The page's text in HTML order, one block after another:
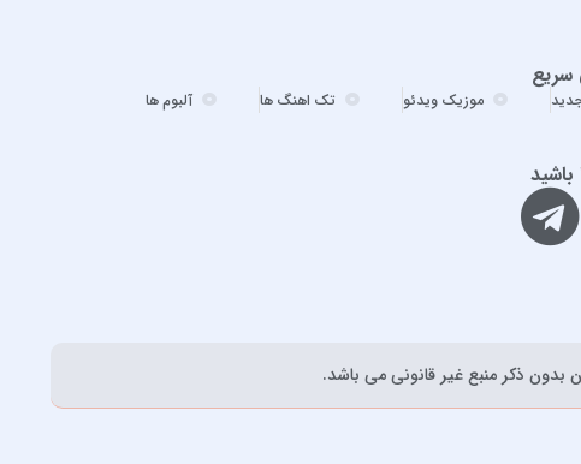
اشوان
امید مهداد
امیر ارسلان
موزیک ویدئو تک اهنگ ها آلبوم ها
باشید
ذکر منبع غیر قانونی می باشد.